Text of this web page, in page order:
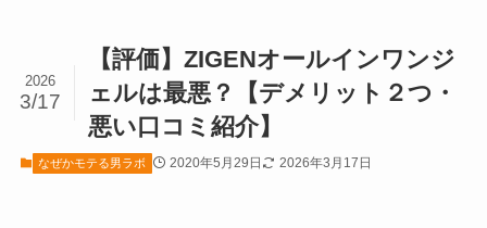
【評価】ZIGENオールインワンジ
ェルは最悪？【デメリット２つ・
悪い口コミ紹介】
2026
3/17
なぜかモテる男ラボ 2020年5月29日 2026年3月17日